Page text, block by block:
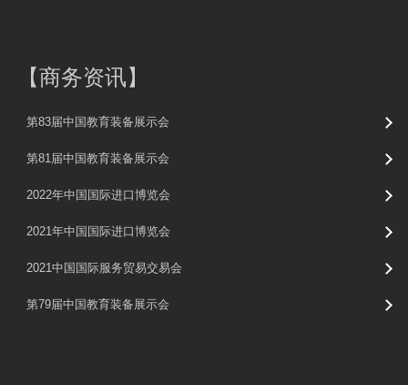
【商务资讯】
第83届中国教育装备展示会
第81届中国教育装备展示会
2022年中国国际进口博览会
2021年中国国际进口博览会
2021中国国际服务贸易交易会
第79届中国教育装备展示会